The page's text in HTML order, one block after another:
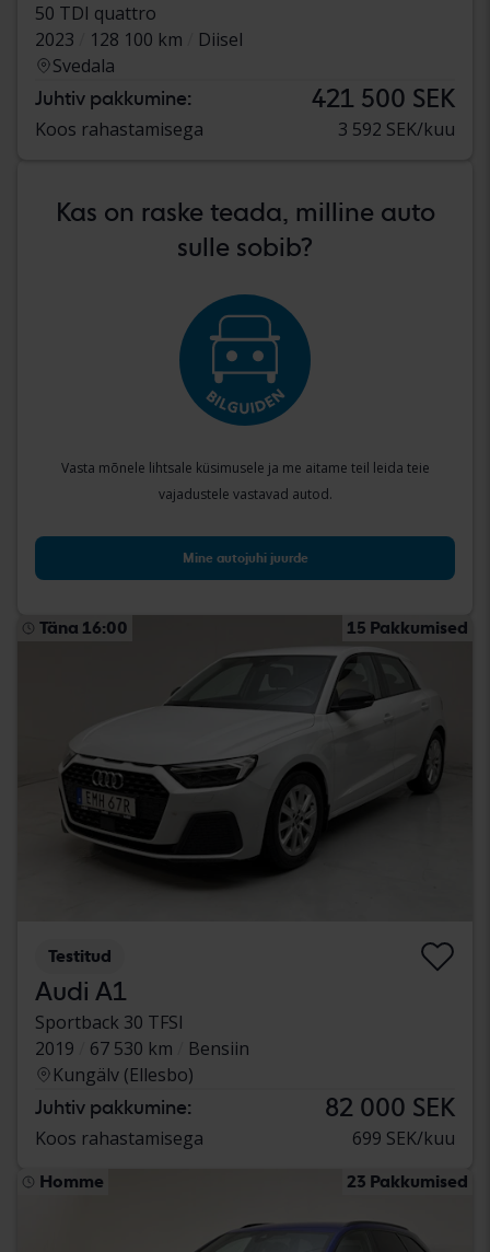
50 TDI quattro
2023
128 100 km
Diisel
Svedala
Juhtiv pakkumine: 421 500 SEK
Koos rahastamisega 3 592 SEK/kuu
Kas on raske teada, milline auto
sulle sobib?
Vasta mõnele lihtsale küsimusele ja me aitame teil leida teie
vajadustele vastavad autod.
Mine autojuhi juurde
Täna 16:00 15 Pakkumised
Testitud
Audi A1
Sportback 30 TFSI
2019
67 530 km
Bensiin
Kungälv (Ellesbo)
Juhtiv pakkumine: 82 000 SEK
Koos rahastamisega 699 SEK/kuu
Homme 23 Pakkumised